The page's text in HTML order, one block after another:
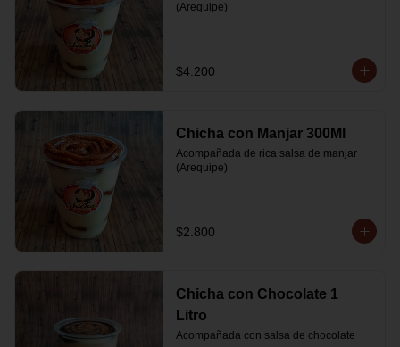
(Arequipe)
$4.200
Chicha con Manjar 300Ml
Acompañada de rica salsa de manjar
(Arequipe)
$2.800
Chicha con Chocolate 1
Litro
Acompañada con salsa de chocolate